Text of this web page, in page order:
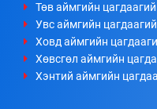
Төв аймгийн
Увс аймгийн
Ховд аймгийн
Хөвсгөл аймгийн
Хэнтий аймгийн